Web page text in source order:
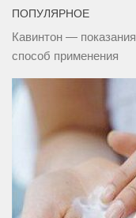
ПОПУЛЯРНОЕ
Кавинтон —
способ применения